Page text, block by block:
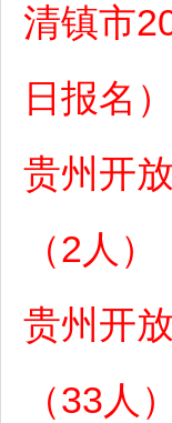
清镇市
日报名）
贵州开
（2人）
贵州开
（33人）